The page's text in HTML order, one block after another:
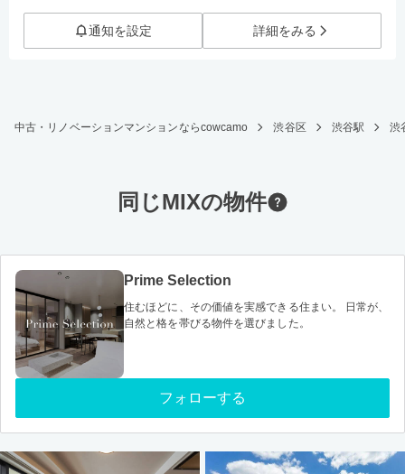
通知を設定 詳細をみる
中古・リノベーションマンションならcowcamo 渋谷区 渋谷駅 渋
同じMIXの物件
Prime Selection
住むほどに、その価値を実感できる住まい。 日常が、
自然と格を帯びる物件を選びました。
フォローする